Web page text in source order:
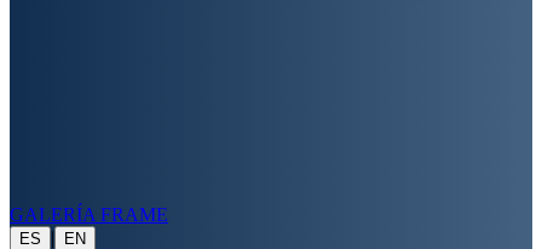
GALERÍA FRAME
ES | EN